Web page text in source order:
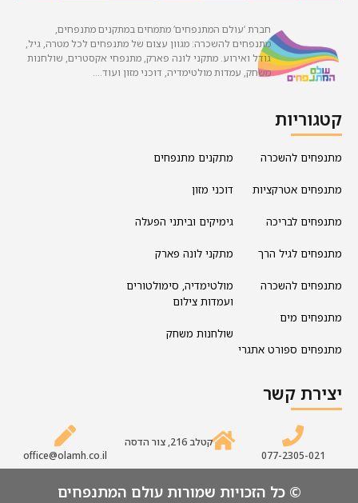
חברת ‘עולם המתנפחים’ מתמחים במתקנים מתנפחים,
מתנפחים להשכרה: מגוון עצום של מתנפחים לכל מטרה, גיל,
גודל ואירוע. מתקני לונה פארק, מתנפחי אקסטרים, שולחנות
משחק, עמדות מולטימדיה, דוכני מזון ועוד….
קטגוריות
מתנפחים להשכרה
מתנפחים אטרקציות
מתנפחים לבריכה
מתנפחים לגיל הרך
מתנפחים להשכרה
מתנפחים מים
מתנפחים ספורט אתגרי
מתקנים מתנפחים
דוכני מזון
גימיקים וביתני הפעלה
מתקני לונה פארק
מולטימדיה, סימולטורים
ועמדות צילום
שולחנות משחק
יצירת קשר
077-2305-021
office@olamh.co.il
קטלב 216, צור הדסה
© כל הזכויות שמורות עולם המתנפחים